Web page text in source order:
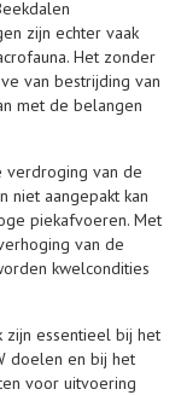
zijn echter vaak
Het zonder
van bestrijding van
met de belangen
verdroging van de
niet aangepakt kan
piekafvoeren. Met
van de
kwelcondities
zijn essentieel bij het
doelen en bij het
voor uitvoering